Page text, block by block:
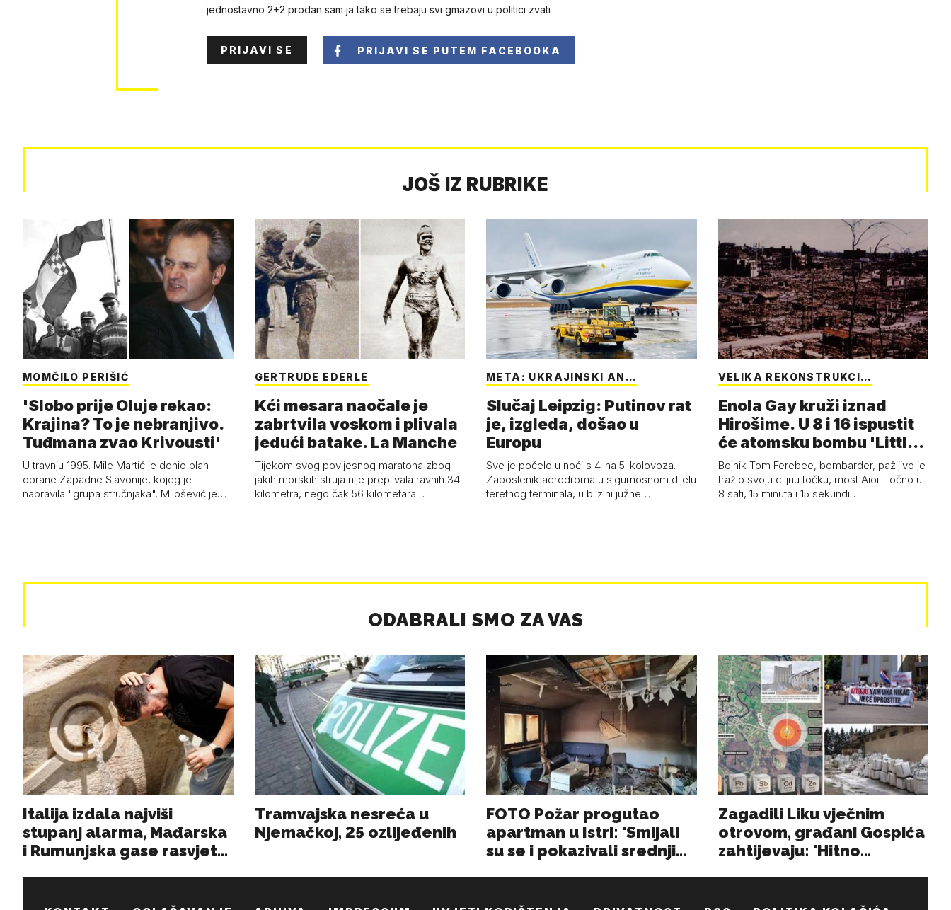
jednostavno 2+2 prodan sam ja tako se trebaju svi gmazovi u politici zvati
PRIJAVI SE PRIJAVI SE PUTEM FACEBOOKA
JOŠ IZ RUBRIKE
MOMČILO PERIŠIĆ
'Slobo prije Oluje rekao:
Krajina? To je nebranjivo.
Tuđmana zvao Krivousti'
U travnju 1995. Mile Martić je donio plan
obrane Zapadne Slavonije, kojeg je
napravila "grupa stručnjaka". Milošević je…
GERTRUDE EDERLE
Kći mesara naočale je
zabrtvila voskom i plivala
jedući batake. La Manche
Tijekom svog povijesnog maratona zbog
jakih morskih struja nije preplivala ravnih 34
kilometra, nego čak 56 kilometara …
META: UKRAJINSKI AN…
Slučaj Leipzig: Putinov rat
je, izgleda, došao u
Europu
Sve je počelo u noći s 4. na 5. kolovoza.
Zaposlenik aerodroma u sigurnosnom dijelu
teretnog terminala, u blizini južne…
VELIKA REKONSTRUKCI…
Enola Gay kruži iznad
Hirošime. U 8 i 16 ispustit
će atomsku bombu 'Little
Boy'
Bojnik Tom Ferebee, bombarder, pažljivo je
tražio svoju ciljnu točku, most Aioi. Točno u
8 sati, 15 minuta i 15 sekundi…